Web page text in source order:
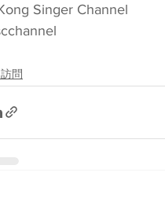
Singer Channel
問